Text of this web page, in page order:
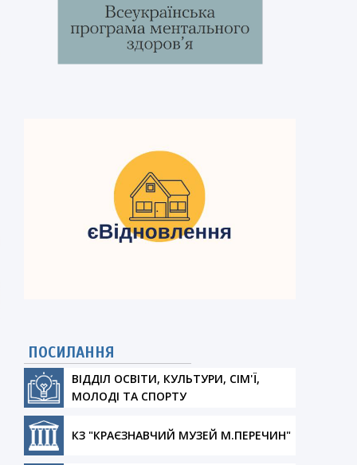
ПОСИЛАННЯ
ВІДДІЛ ОСВІТИ, КУЛЬТУРИ, СІМ'Ї,
МОЛОДІ ТА СПОРТУ
КЗ "КРАЄЗНАВЧИЙ МУЗЕЙ М.ПЕРЕЧИН"